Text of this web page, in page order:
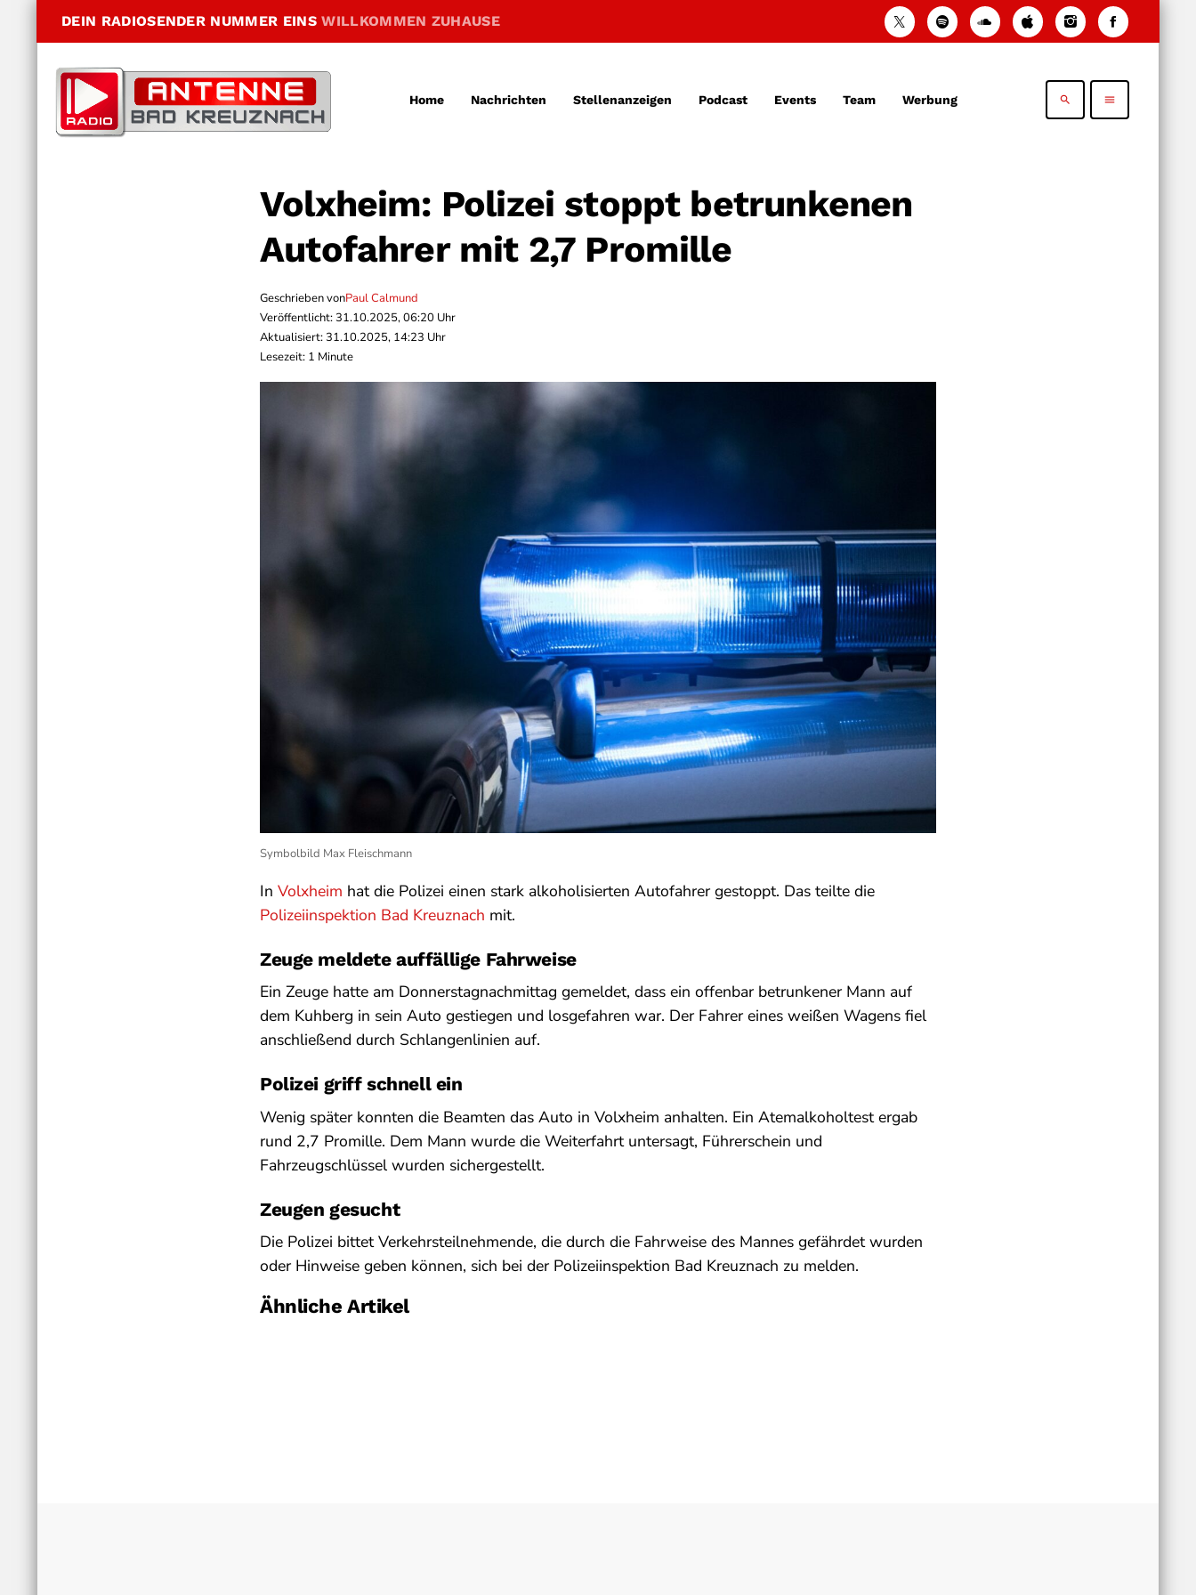
DEIN RADIOSENDER NUMMER EINSWILLKOMMEN ZUHAUSE
Home Nachrichten Stellenanzeigen Podcast Events Team Werbung search menu
Volxheim: Polizei stoppt betrunkenen
Autofahrer mit 2,7 Promille
Geschrieben vonPaul Calmund
Veröffentlicht: 31.10.2025, 06:20 Uhr
Aktualisiert: 31.10.2025, 14:23 Uhr
Lesezeit: 1 Minute
Symbolbild Max Fleischmann
In Volxheim hat die Polizei einen stark alkoholisierten Autofahrer gestoppt. Das teilte die
Polizeiinspektion Bad Kreuznach mit.
Zeuge meldete auffällige Fahrweise
Ein Zeuge hatte am Donnerstagnachmittag gemeldet, dass ein offenbar betrunkener Mann auf
dem Kuhberg in sein Auto gestiegen und losgefahren war. Der Fahrer eines weißen Wagens fiel
anschließend durch Schlangenlinien auf.
Polizei griff schnell ein
Wenig später konnten die Beamten das Auto in Volxheim anhalten. Ein Atemalkoholtest ergab
rund 2,7 Promille. Dem Mann wurde die Weiterfahrt untersagt, Führerschein und
Fahrzeugschlüssel wurden sichergestellt.
Zeugen gesucht
Die Polizei bittet Verkehrsteilnehmende, die durch die Fahrweise des Mannes gefährdet wurden
oder Hinweise geben können, sich bei der Polizeiinspektion Bad Kreuznach zu melden.
Ähnliche Artikel